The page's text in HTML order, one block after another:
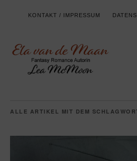
KONTAKT / IMPRESSUM
ALLE ARTIKEL MIT DEM